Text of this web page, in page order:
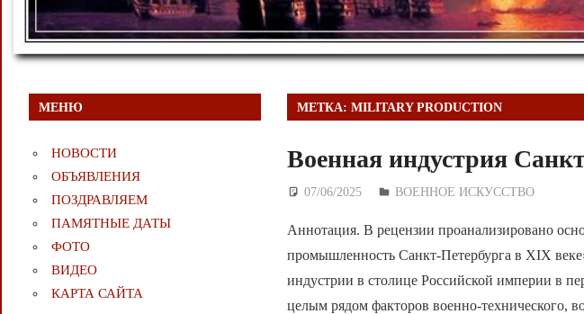
МЕТКА:MILITARY PRODUCTION
Военная индустрия
07/06/2025 Дежурный по Редакции
ВОЕННОЕ ИСКУССТВО
Аннотация. В рецензии проанализировано
промышленность Санкт-Петербурга в XIX
индустрии в столице Российской империи в
целым рядом факторов военно-технического,
МЕНЮ
НОВОСТИ
ОБЪЯВЛЕНИЯ
ПОЗДРАВЛЯЕМ
ПАМЯТНЫЕ ДАТЫ
ФОТО
ВИДЕО
КАРТА САЙТА